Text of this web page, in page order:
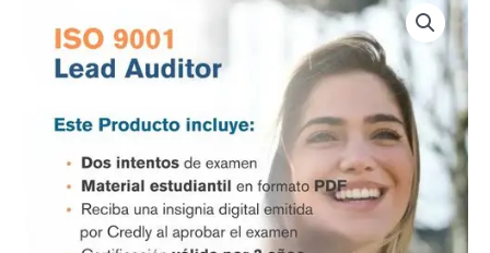
líder
certificado
9001
(I9001LA)
cantidad